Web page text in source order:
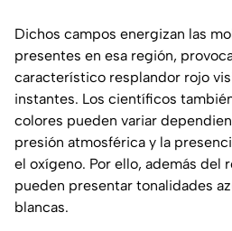
Dichos campos energizan las
presentes en esa región,
característico resplandor rojo
instantes. Los científicos
colores pueden variar
presión atmosférica y la
el oxígeno. Por ello, además del
pueden presentar tonalidades
blancas.